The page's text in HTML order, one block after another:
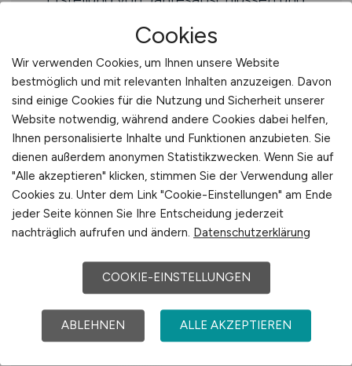
Unternehmen
Fundierte Kenntnisse im internationalen
Steuerrecht
Sicherer Umgang mit den gängigen
ERP-Softwares DATEV und SAP sowie
MS-Office Produkten
Serviceorientierte Persönlichkeit,
zuverlässig und pflichtbewusst mit
vertrieblicher Stärke
Verhandlungssicheres Deutsch und
Benefits
Klare Partnerperspektive
Cookies
Wir verwenden Cookies, um Ihnen unsere Website
bestmöglich und mit relevanten Inhalten anzuzeigen. Davon
sind einige Cookies für die Nutzung und Sicherheit unserer
Website notwendig, während andere Cookies dabei helfen,
Ihnen personalisierte Inhalte und Funktionen anzubieten. Sie
dienen außerdem anonymen Statistikzwecken. Wenn Sie auf
"Alle akzeptieren" klicken, stimmen Sie der Verwendung aller
Cookies zu. Unter dem Link "Cookie-Einstellungen" am Ende
jeder Seite können Sie Ihre Entscheidung jederzeit
nachträglich aufrufen und ändern. Datenschutzerklärung
COOKIE-EINSTELLUNGEN
ABLEHNEN ALLE AKZEPTIEREN